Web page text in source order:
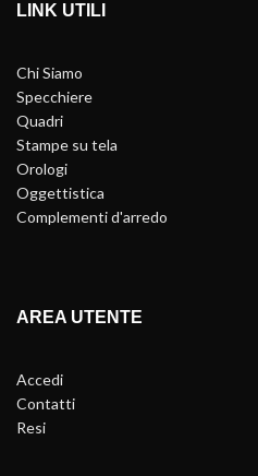
LINK UTILI
Chi Siamo
Specchiere
Quadri
Stampe su tela
Orologi
Oggettistica
Complementi d'arredo
AREA UTENTE
Accedi
Contatti
Resi